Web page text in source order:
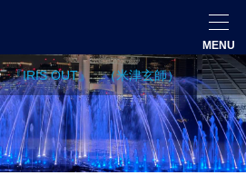
『IRIS OUT』 （米津玄師）